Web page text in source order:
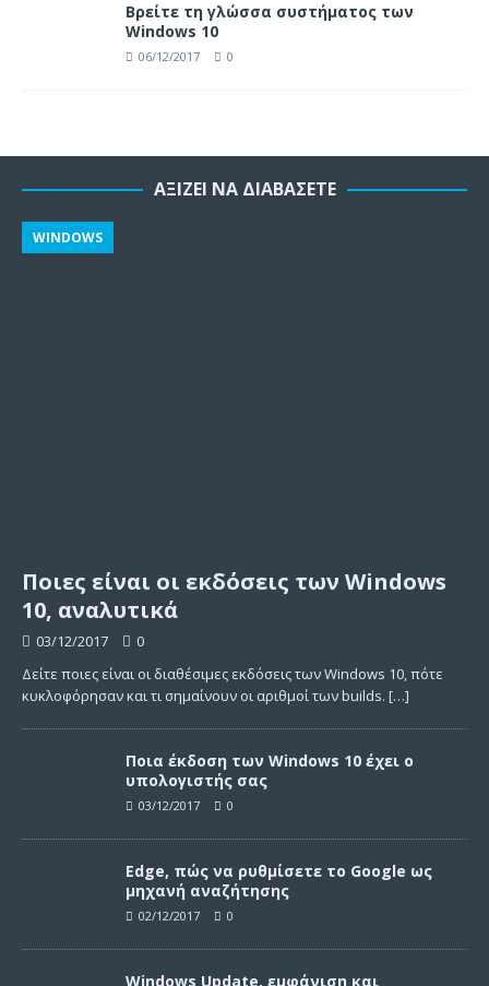
Βρείτε τη γλώσσα συστήματος των
Windows 10
06/12/2017 0
ΑΞΊΖΕΙ ΝΑ ΔΙΑΒΆΣΕΤΕ
Ποιες είναι οι εκδόσεις των Windows
10, αναλυτικά
WINDOWS
03/12/2017
0
Δείτε ποιες είναι οι διαθέσιμες εκδόσεις των Windows 10, πότε
κυκλοφόρησαν και τι σημαίνουν οι αριθμοί των builds. […]
Ποια έκδοση των Windows 10 έχει ο
υπολογιστής σας
03/12/2017 0
Edge, πώς να ρυθμίσετε το Google ως
μηχανή αναζήτησης
02/12/2017 0
Windows Update, εμφάνιση και